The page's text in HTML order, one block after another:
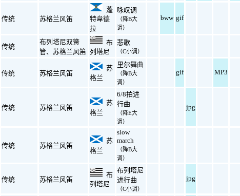
传统 苏格兰风笛
蓬
特韋德
拉
咏叹调
（降B大
调）
bww gif
传统
布列塔尼双簧
管、苏格兰风笛
布
列塔尼
悲歌
（C小调）
传统 苏格兰风笛
苏
格兰
里尔舞曲
（降B大
调）
gif MP3
传统 苏格兰风笛
苏
格兰
6/8拍进
行曲
（降E大
调）
jpg
传统 苏格兰风笛
苏
格兰
slow
march
（降B大
调）
传统 苏格兰风笛
布
列塔尼
布列塔尼
进行曲
（C小调）
jpg